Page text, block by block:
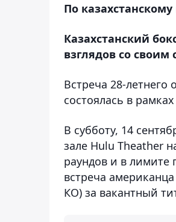
По
Казахстанский
взглядов со
Встреча 28-
состоялась в
В субботу, 14
зале Hulu Theather
раундов и в лимите
встреча
КО) за вакантный